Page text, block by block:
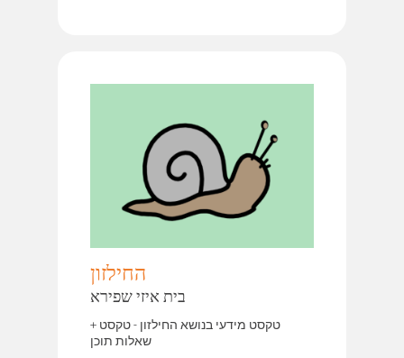
החילזון
בית איזי שפירא
טקסט מידעי בנושא החילזון - טקסט +
שאלות תוכן